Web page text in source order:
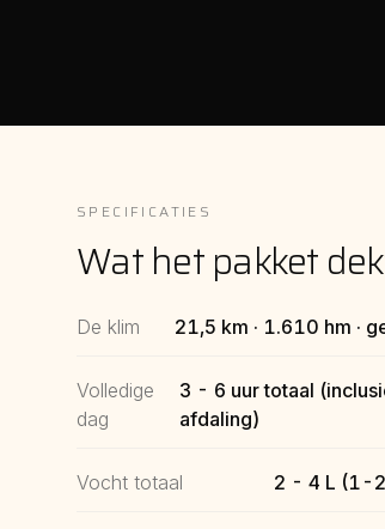
SPECIFICATIES
Wat het pakket
De klim 21,5 km · 1.610 hm ·
Volledige
dag
3 - 6 uur totaal
afdaling)
Vocht totaal 2 - 4 L (1-2